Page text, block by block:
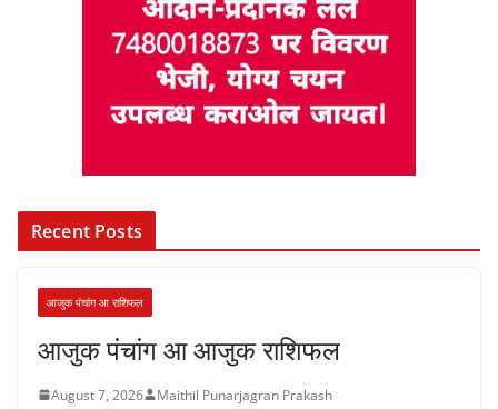
Recent Posts
आजुक पंचांग आ राशिफल
आजुक पंचांग आ आजुक राशिफल
August 7, 2026 Maithil Punarjagran Prakash